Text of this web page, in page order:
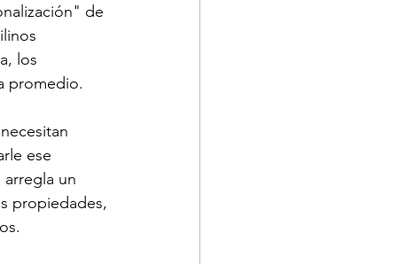
de
los
promedio.
ese
un
propiedades,